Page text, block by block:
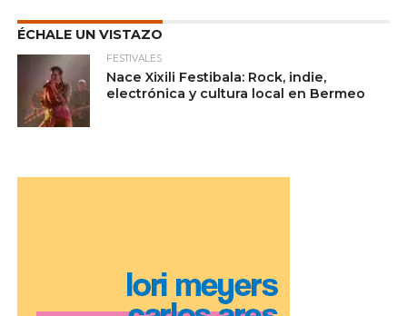
ÉCHALE UN VISTAZO
FESTIVALES
Nace Xixili Festibala: Rock, indie,
electrónica y cultura local en Bermeo